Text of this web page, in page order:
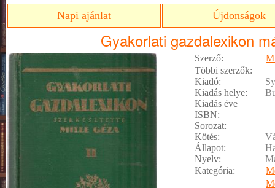
Napi ajánlat Újdonságok
Gyakorlati gazdalexikon
Szerző:
Többi szerzők:
Kiadó:
Kiadás helye:
Kiadás éve
ISBN:
Sorozat:
Kötés:
Állapot:
Nyelv:
Kategória: